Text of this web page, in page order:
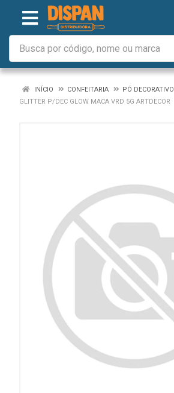
INÍCIO CONFEITARIA
PÓ DECORATIVO
GLITTER P/DEC GLOW MACA VRD 5G ARTDECOR